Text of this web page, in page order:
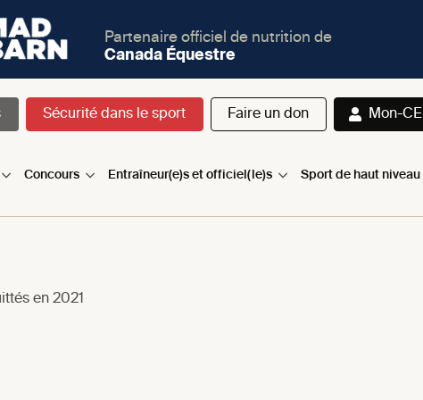
Partenaire officiel de nutrition de
Canada Équestre
Sécurité dans le sport Faire un don Mon-CE
Concours Entraîneur(e)s et officiel(le)s Sport de haut niveau
en 2021